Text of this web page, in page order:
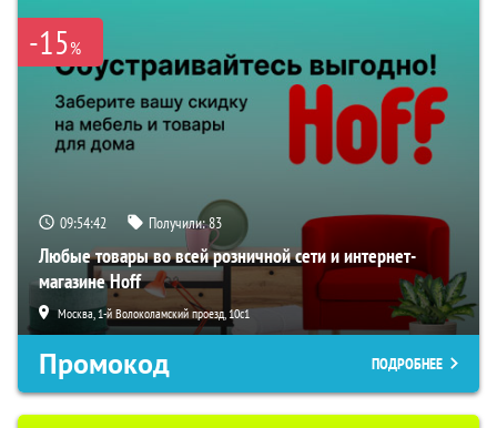
-15%
09:54:40 Получили:83
Любые товары во всей розничной сети и интернет-
магазине Hoff
Москва, 1-й Волоколамский проезд, 10с1
Промокод ПОДРОБНЕЕ